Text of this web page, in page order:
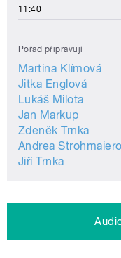
11:40
Pořad připravují
Martina Klímová
Jitka Englová
Lukáš Milota
Jan Markup
Zdeněk Trnka
Andrea
Jiří Trnka